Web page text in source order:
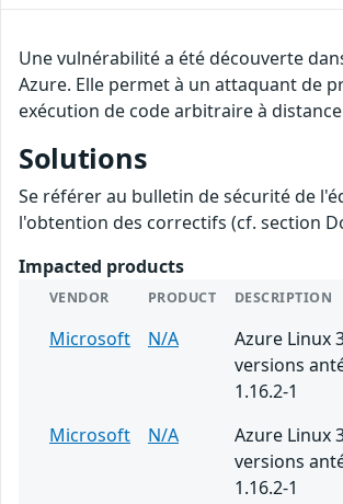
Une vulnérabilité a été découverte
Azure. Elle permet à un attaquant de
exécution de code arbitraire à
Solutions
Se référer au bulletin de sécurité de
l'obtention des correctifs (cf. section
Impacted products
VENDOR PRODUCT DESCRIPTION
Microsoft N/A
Azure Linux
versions
1.16.2-1
Microsoft
N/A
Azure Linux
versions
1.16.2-1